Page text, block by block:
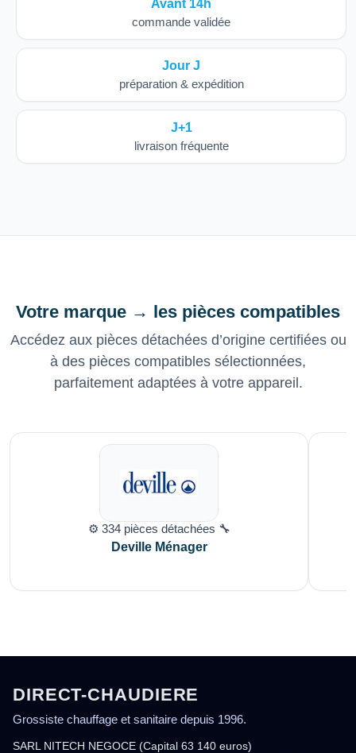
Avant 14h
commande validée
Jour J
préparation & expédition
J+1
livraison fréquente
Votre marque → les pièces compatibles
Accédez aux pièces détachées d’origine certifiées ou
à des pièces compatibles sélectionnées,
parfaitement adaptées à votre appareil.
⚙️ 334 pièces détachées 🔧
Deville Ménager
DIRECT-CHAUDIERE
Grossiste chauffage et sanitaire depuis 1996.
SARL NITECH NEGOCE (Capital 63 140 euros)